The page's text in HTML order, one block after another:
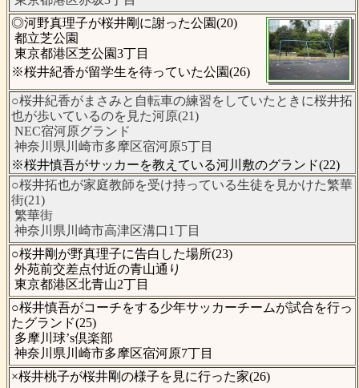
◎河野真理子が桜井剛に謝った公園(20)
都立芝公園
東京都港区芝公園3丁目
※桜井紀香が留学生を待っていた公園(26)
○桜井紀香がまさみと自転車の練習をしていたときに桜井拓
也が歩いているのを見た河原(21)
NEC宿河原グランド
神奈川県川崎市多摩区宿河原5丁目
※桜井慎吾がサッカーを教えている河川敷のグランド(22)
○桜井拓也が家庭教師を受け持っている生徒を見かけた繁華
街(21)
繁華街
神奈川県川崎市高津区溝口1丁目
○桜井剛が野真理子に告白した場所(23)
外苑前交差点付近の青山通り
東京都港区北青山2丁目
○桜井慎吾がコーチをする少年サッカーチームが試合を行っ
たグランド(25)
多摩川球’s倶楽部
神奈川県川崎市多摩区宿河原7丁目
×桜井桃子が桜井剛の様子を見に行った家(26)